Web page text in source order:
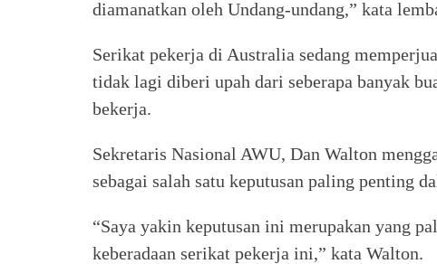
diamanatkan oleh Undang-undang,” kata
Serikat pekerja di Australia sedang
tidak lagi diberi upah dari seberapa banyak
bekerja.
Sekretaris Nasional AWU, Dan Walton
sebagai salah satu keputusan paling penting
“Saya yakin keputusan ini merupakan yang
keberadaan serikat pekerja ini,” kata Walton.